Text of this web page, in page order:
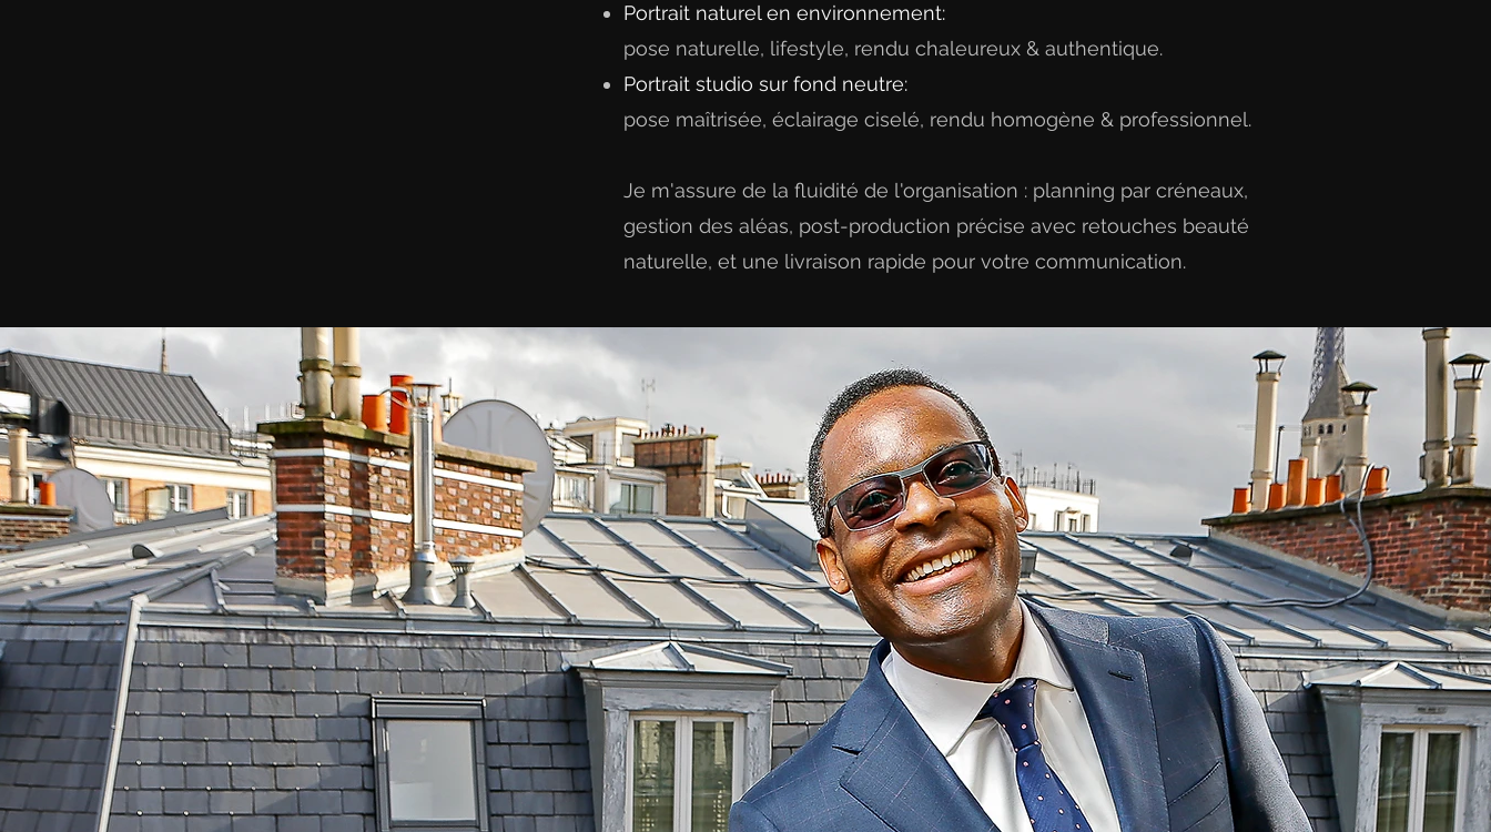
Portrait naturel en environnement:
pose naturelle, lifestyle, rendu chaleureux & authentique.
Portrait studio sur fond neutre:
pose maîtrisée, éclairage ciselé, rendu homogène & professionnel.
Je m'assure de la fluidité de l'organisation : planning par créneaux,
gestion des aléas, post-production précise avec retouches beauté
naturelle, et une livraison rapide pour votre communication.